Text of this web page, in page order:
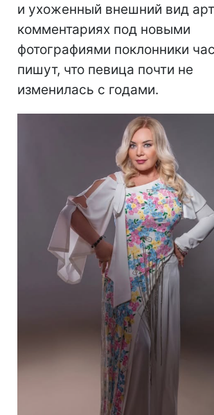
и ухоженный внешний вид
комментариях под новыми
фотографиями поклонники
пишут, что певица почти не
изменилась с годами.